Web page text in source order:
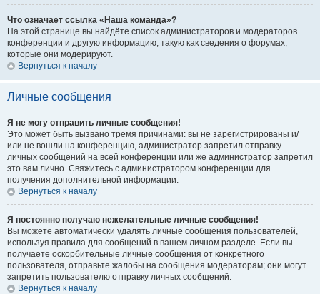
Что означает ссылка «Наша команда»?
На этой странице вы найдёте список администраторов и модераторов
конференции и другую информацию, такую как сведения о форумах,
которые они модерируют.
Вернуться к началу
Личные сообщения
Я не могу отправить личные сообщения!
Это может быть вызвано тремя причинами: вы не зарегистрированы и/
или не вошли на конференцию, администратор запретил отправку
личных сообщений на всей конференции или же администратор запретил
это вам лично. Свяжитесь с администратором конференции для
получения дополнительной информации.
Вернуться к началу
Я постоянно получаю нежелательные личные сообщения!
Вы можете автоматически удалять личные сообщения пользователей,
используя правила для сообщений в вашем личном разделе. Если вы
получаете оскорбительные личные сообщения от конкретного
пользователя, отправьте жалобы на сообщения модераторам; они могут
запретить пользователю отправку личных сообщений.
Вернуться к началу